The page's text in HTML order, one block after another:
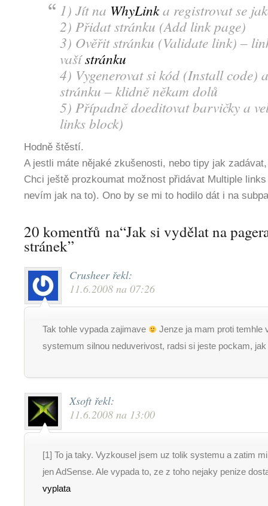
1) Jít na WhyLinka registrovat se
2) Přidat stránku (Add link page)
3) Ověřit stránku (Validate link) –
vašístránku
4) Vygenerovat si kód (Install code)
stránku – klidně někam dolů
5) Případně doeditovat barvičky a
links block)
Hodně štěstí.
A jestli máte nějaké zkušenosti, nebo tipy jak
Chci ještě prozkoumat možnost přidávat Multiple
nevím jak na to). Ono by se mi to hodilo dát i na
20 komentřů na“Jak si vydělat na
stránek”
Crusheer řekl:
11.6.2008 na 07:26
Tak tohle vypada zajimave
Jenze ja mam proti temhle
systemum silnou neduverivost, radsi si jeste pockam,
Xsoft řekl:
11.6.2008 na 13:00
[1] To ja taky. Vyzkousel jsem uz tolik systemu a zatim
jen AdSense. Ale vypada to, ze z toho nejaky penize
vyplata